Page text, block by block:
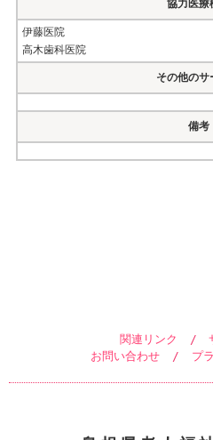
協力医療
伊藤医院
高木歯科医院
その他のサ
備考
関連リンク /
お問い合わせ
/ プ